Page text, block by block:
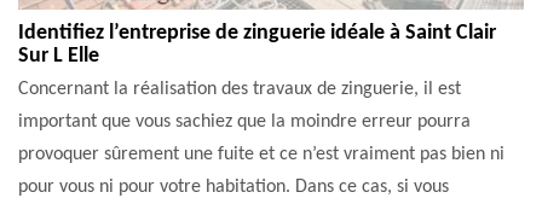
Identifiez l’entreprise de zinguerie idéale à Saint Clair
Sur L Elle
Concernant la réalisation des travaux de zinguerie, il est
important que vous sachiez que la moindre erreur pourra
provoquer sûrement une fuite et ce n’est vraiment pas bien ni
pour vous ni pour votre habitation. Dans ce cas, si vous